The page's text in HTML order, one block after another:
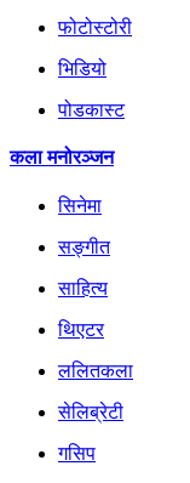
फोटोस्टोरी
भिडियो
पोडकास्ट
कला मनोरञ्जन
सिनेमा
सङ्गीत
साहित्य
थिएटर
ललितकला
सेलिब्रेटी
गसिप